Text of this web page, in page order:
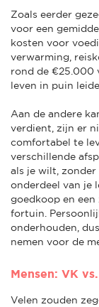
Zoals eerder
voor een
kosten voor
verwarming,
rond de €25.000
leven in puin
Aan de andere
verdient, zijn er
comfortabel te
verschillende
als je wilt,
onderdeel van je
goedkoop en
fortuin.
onderhouden,
nemen voor de
Mensen: VK
Velen zouden